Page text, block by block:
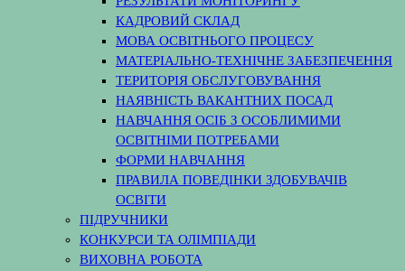
КАДРОВИЙ СКЛАД
МОВА ОСВІТНЬОГО ПРОЦЕСУ
МАТЕРІАЛЬНО-ТЕХНІЧНЕ ЗАБЕЗПЕЧЕННЯ
ТЕРИТОРІЯ ОБСЛУГОВУВАННЯ
НАЯВНІСТЬ ВАКАНТНИХ ПОСАД
НАВЧАННЯ ОСІБ З ОСОБЛИМИМИ
ОСВІТНІМИ ПОТРЕБАМИ
ФОРМИ НАВЧАННЯ
ПРАВИЛА ПОВЕДІНКИ ЗДОБУВАЧІВ
ОСВІТИ
ПІДРУЧНИКИ
КОНКУРСИ ТА ОЛІМПІАДИ
ВИХОВНА РОБОТА